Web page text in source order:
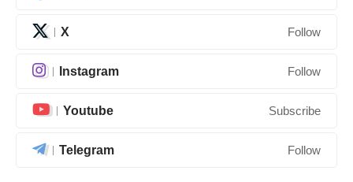
X Follow
Instagram Follow
Youtube Subscribe
Telegram Follow